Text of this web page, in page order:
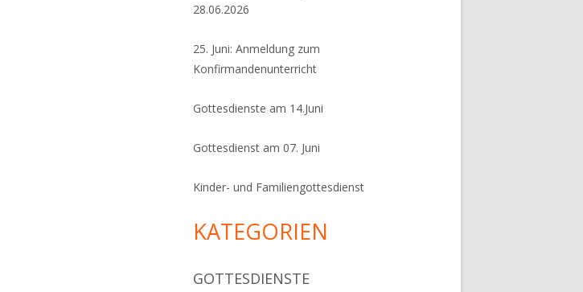
28.06.2026
25. Juni: Anmeldung zum
Konfirmandenunterricht
Gottesdienste am 14.Juni
Gottesdienst am 07. Juni
Kinder- und Familiengottesdienst
KATEGORIEN
GOTTESDIENSTE